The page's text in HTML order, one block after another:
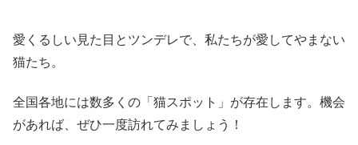
愛くるしい見た目とツンデレで、私たちが愛してやまない
猫たち。
全国各地には数多くの「猫スポット」が存在します。機会
があれば、ぜひ一度訪れてみましょう！